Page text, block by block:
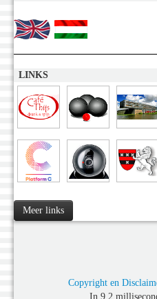
LINKS
Meer links
Copyright en
In 9,2